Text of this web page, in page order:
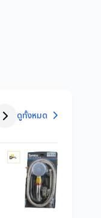
ดูทั้งหมด